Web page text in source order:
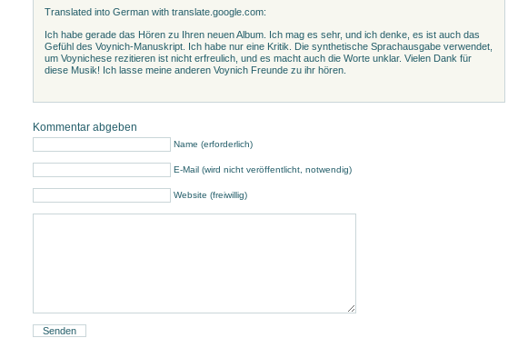
Translated into German with translate.google.com:
Ich habe gerade das Hören zu Ihren neuen Album. Ich mag es sehr, und ich denke, es ist auch das
Gefühl des Voynich-Manuskript. Ich habe nur eine Kritik. Die synthetische Sprachausgabe verwendet,
um Voynichese rezitieren ist nicht erfreulich, und es macht auch die Worte unklar. Vielen Dank für
diese Musik! Ich lasse meine anderen Voynich Freunde zu ihr hören.
Kommentar abgeben
Name (erforderlich)
E-Mail (wird nicht veröffentlicht, notwendig)
Website (freiwillig)